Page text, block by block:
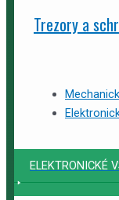
Trezory a
ELEKTRONICKÉ